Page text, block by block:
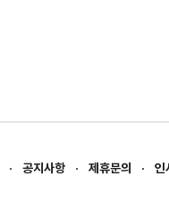
공지사항 제휴문의 인